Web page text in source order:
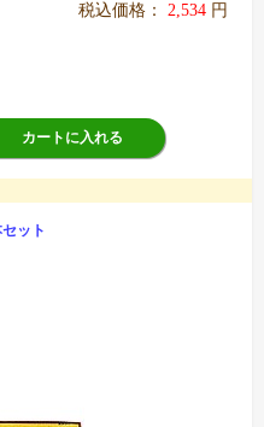
税込価格： 2,534 円
カートに入れる
ット